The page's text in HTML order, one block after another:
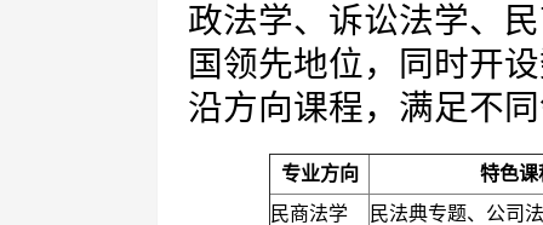
政法学、诉讼法学、
国领先地位，同时开
沿方向课程，满足不
专业方向
特色课
民商法学
民法典专题、公司